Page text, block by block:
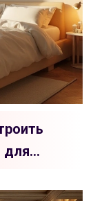
для
уюта